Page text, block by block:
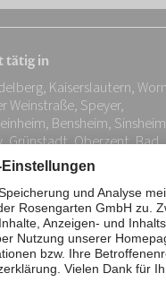
tätig in
Kaiserslautern,
Weinstraße, Speyer,
Bensheim,
Grünstadt, Oberzent, Bad
Datenschutz
Zahlungsmittel